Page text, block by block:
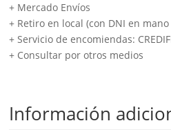
+ Mercado Envíos
+ Retiro en local (con DNI en
+ Servicio de encomiendas:
+ Consultar por otros medios
Información